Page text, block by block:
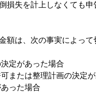
損失を計上しなくても
額は、次の事実によって
定があった場合
または整理計画の決定
った場合